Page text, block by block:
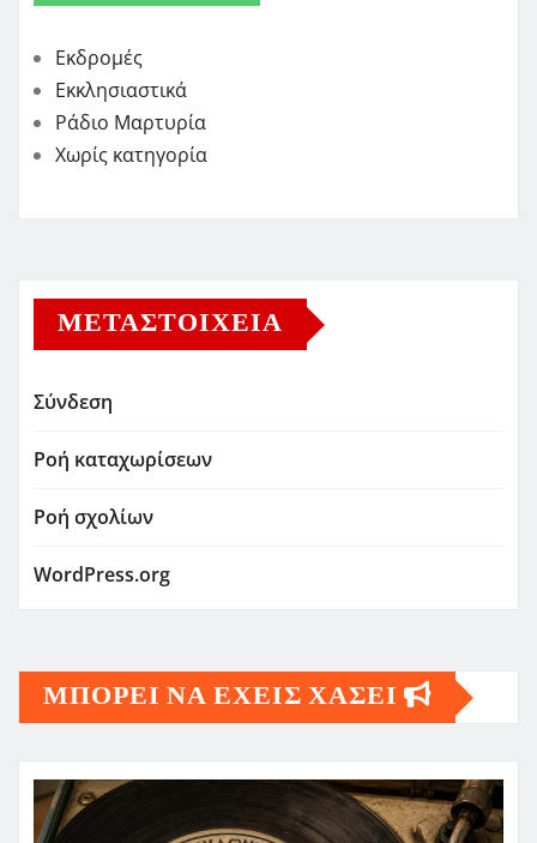
Εκδρομές
Εκκλησιαστικά
Ράδιο Μαρτυρία
Χωρίς κατηγορία
ΜΕΤΑΣΤΟΙΧΕΊΑ
Σύνδεση
Ροή καταχωρίσεων
Ροή σχολίων
WordPress.org
ΜΠΟΡΕΙ ΝΑ ΕΧΕΙΣ ΧΑΣΕΙ